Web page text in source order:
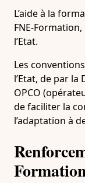
L’aide à la
FNE-
l’Etat.
Les
l’Etat, de par
OPCO
de faciliter la
l’adaptation à